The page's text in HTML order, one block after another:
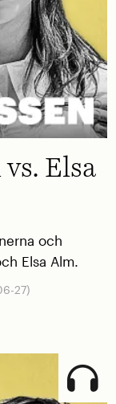
Elsa
och
Elsa Alm.
27)